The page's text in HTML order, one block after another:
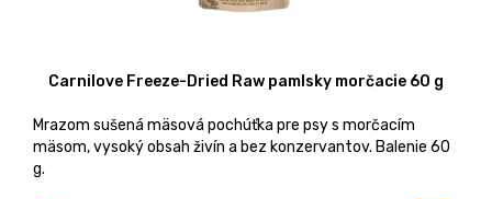
Carnilove Freeze-Dried Raw pamlsky morčacie 60 g
Mrazom sušená mäsová pochúťka pre psy s morčacím
mäsom, vysoký obsah živín a bez konzervantov. Balenie 60
g.